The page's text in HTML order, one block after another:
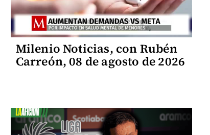
Milenio Noticias, con Rubén
Carreón, 08 de agosto de 2026